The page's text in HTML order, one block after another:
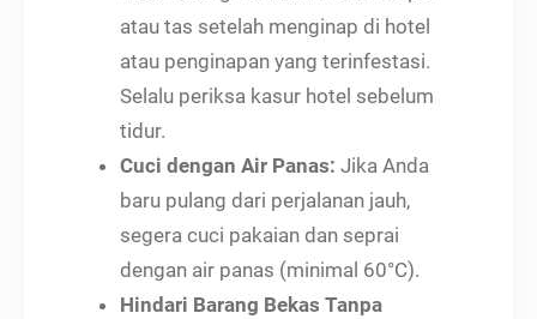
atau tas setelah menginap di hotel
atau penginapan yang terinfestasi.
Selalu periksa kasur hotel sebelum
tidur.
Cuci dengan Air Panas: Jika Anda
baru pulang dari perjalanan jauh,
segera cuci pakaian dan seprai
dengan air panas (minimal 60°C).
Hindari Barang Bekas Tanpa